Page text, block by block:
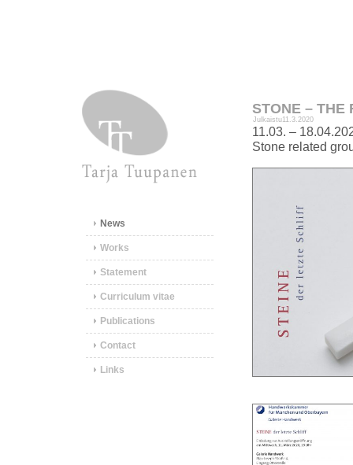
News
Works
Statement
Curriculum vitae
Publications
Contact
Links
STONE – THE
Julkaistu11.3.2020
11.03. –
Stone related